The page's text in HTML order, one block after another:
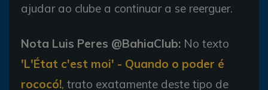
ajudar ao clube a continuar a se reerguer.
Nota Luis Peres @BahiaClub: No texto
'L'État c'est moi' - Quando o poder é
rococó!, trato exatamente deste tipo de